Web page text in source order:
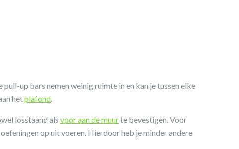
pull-up bars nemen weinig ruimte in en kan je tussen elke
hetplafond.
losstaand als voor aan de muurte bevestigen. Voor
op uit voeren. Hierdoor heb je minder andere